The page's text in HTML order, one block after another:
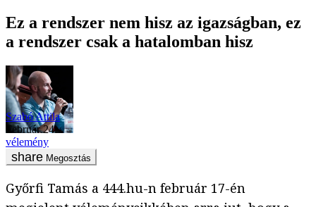
Ez a rendszer nem hisz az igazságban, ez
a rendszer csak a hatalomban hisz
Szabó Attila
február 24.
vélemény
Megosztás
Győrfi Tamás a 444.hu-n február 17-én